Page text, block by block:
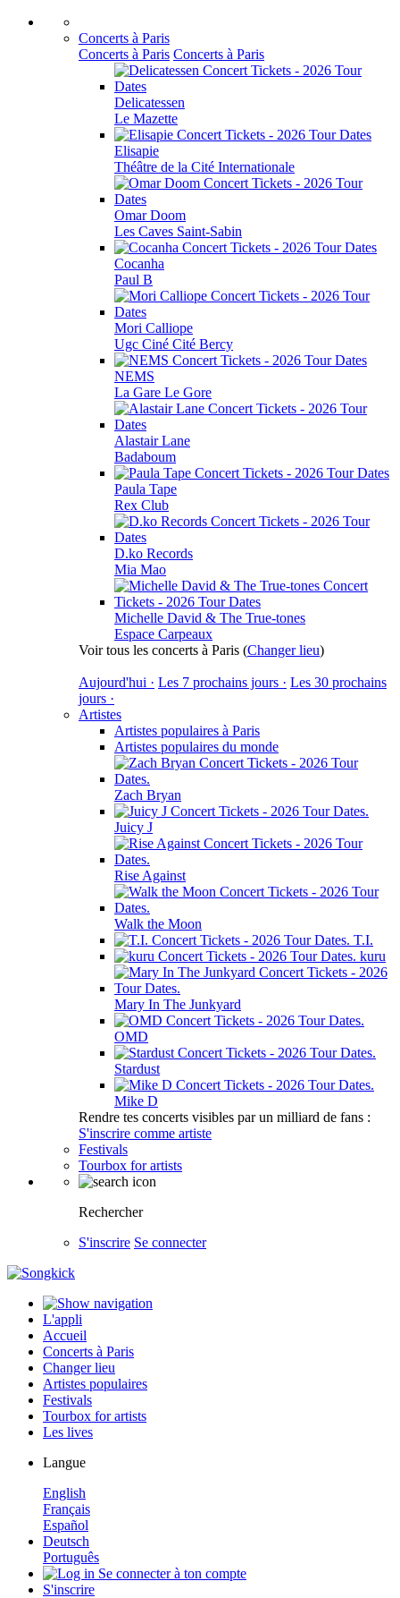
Concerts à Paris
Concerts à Paris Concerts à Paris
Delicatessen
Le Mazette
Elisapie
Théâtre de la Cité Internationale
Omar Doom
Les Caves Saint-Sabin
Cocanha
Paul B
Mori Calliope
Ugc Ciné Cité Bercy
NEMS
La Gare Le Gore
Alastair Lane
Badaboum
Paula Tape
Rex Club
D.ko Records
Mia Mao
Michelle David & The True-tones
Espace Carpeaux
Voir tous les concerts à Paris (Changer lieu)
Aujourd'hui · Les 7 prochains jours · Les 30 prochains
jours ·
Artistes
Artistes populaires à Paris
Artistes populaires du monde
Zach Bryan
Juicy J
Rise Against
Walk the Moon
T.I.
kuru
Mary In The Junkyard
OMD
Stardust
Mike D
Rendre tes concerts visibles par un milliard de fans :
S'inscrire comme artiste
Festivals
Tourbox for artists
Rechercher
S'inscrire Se connecter
L'appli
Accueil
Concerts à Paris
Changer lieu
Artistes populaires
Festivals
Tourbox for artists
Les lives
Langue
English
Français
Español
Deutsch
Português
Se connecter à ton compte
S'inscrire